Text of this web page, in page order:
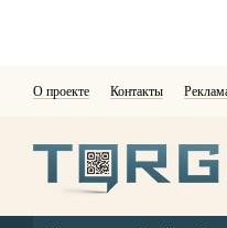
О проекте Контакты